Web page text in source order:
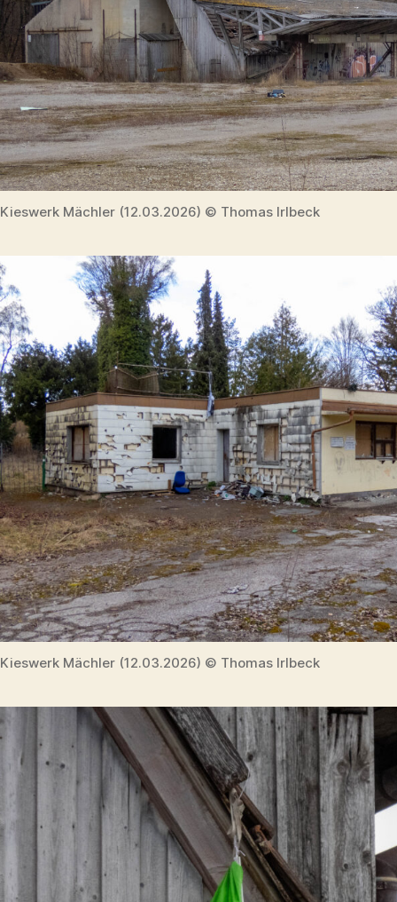
Kieswerk Mächler (12.03.2026) © Thomas Irlbeck
Kieswerk Mächler (12.03.2026) © Thomas Irlbeck